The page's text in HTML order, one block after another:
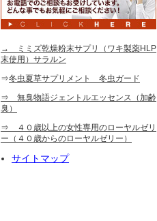
→ ミミズ乾燥粉末サプリ（ワキ製薬HLP
末使用）サラルン
⇒冬虫夏草サプリメント 冬虫ガード
⇒ 無臭物語ジェントルエッセンス（加齢
臭）
⇒ ４０歳以上の女性専用のローヤルゼリ
ー（４０歳からのローヤルゼリー）
サイトマップ